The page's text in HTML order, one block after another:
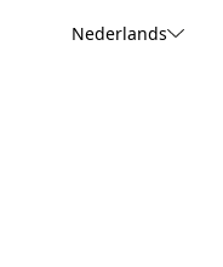
Nederlands